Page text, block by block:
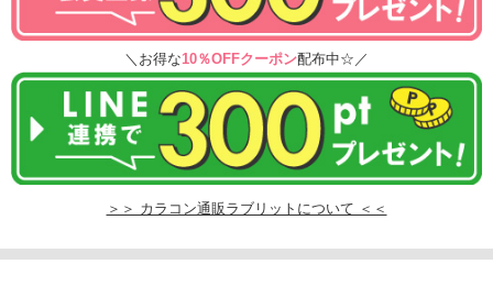
＼お得な10％OFFクーポン配布中☆／
＞＞ カラコン通販ラブリットについて ＜＜